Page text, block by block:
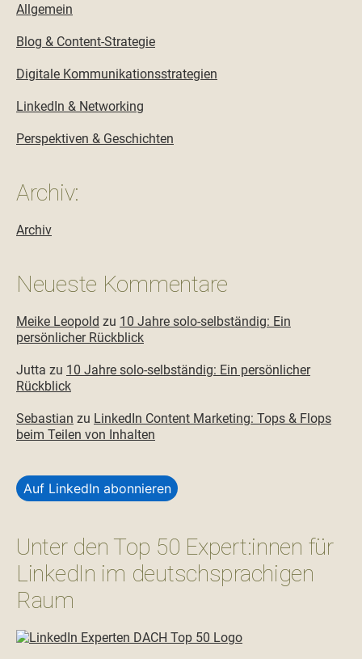
Allgemein
Blog & Content-Strategie
Digitale Kommunikationsstrategien
LinkedIn & Networking
Perspektiven & Geschichten
Archiv:
Archiv
Neueste Kommentare
Meike Leopold zu 10 Jahre solo-selbständig: Ein
persönlicher Rückblick
Jutta zu 10 Jahre solo-selbständig: Ein persönlicher
Rückblick
Sebastian zu LinkedIn Content Marketing: Tops & Flops
beim Teilen von Inhalten
Auf LinkedIn abonnieren
Unter den Top 50 Expert:innen für
LinkedIn im deutschsprachigen
Raum